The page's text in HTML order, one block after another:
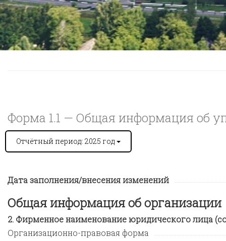
Форма 1.1 — Общая информация об
Отчётный период: 2025 год
Дата заполнения/внесения изменений
Общая информация об организации
Фирменное наименование юридического лица
Организационно-правовая форма